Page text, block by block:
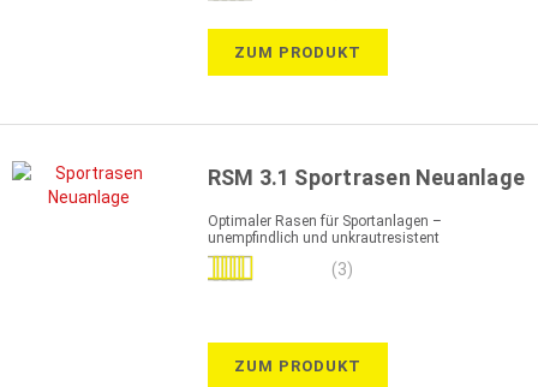
ZUM PRODUKT
RSM 3.1 Sportrasen Neuanlage
Optimaler Rasen für Sportanlagen –
unempfindlich und unkrautresistent
Bewertung:
(3)
ZUM PRODUKT